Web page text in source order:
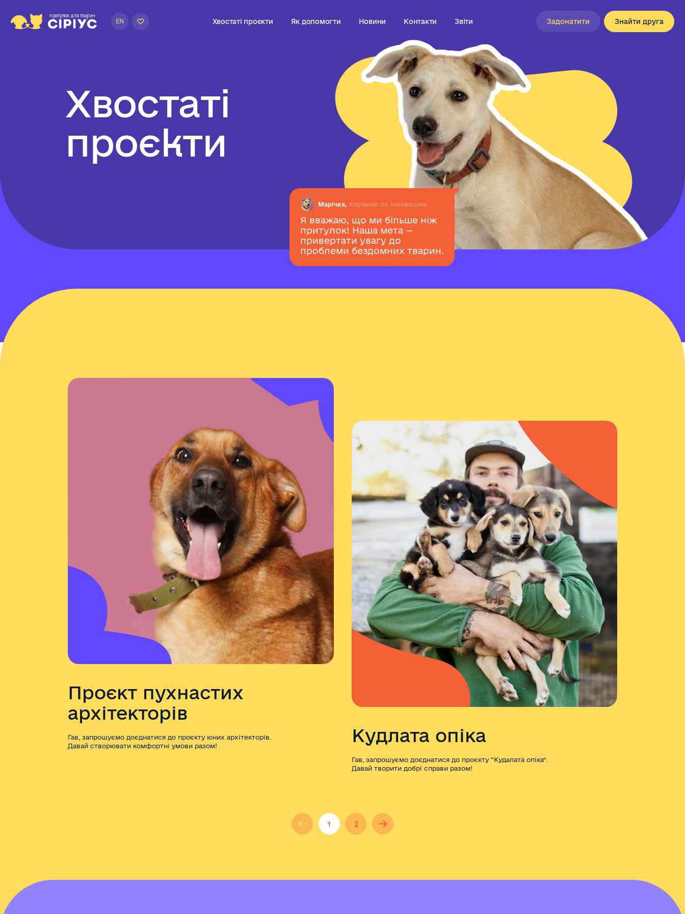
EN Хвостаті проєкти Як допомогти Новини Контакти Звіти Задонатити Знайти друга
Хвостаті
проєкти
Марічка, Керівник по інноваціям
Я вважаю, що ми більше ніж
притулок! Наша мета —
привертати увагу до
проблеми бездомних тварин.
Проєкт пухнастих
архітекторів
Гав, запрошуємо доєднатися до проєкту юних архітекторів.
Давай створювати комфортні умови разом!
Кудлата опіка
Гав, запрошуємо доєднатися до проєкту “Кудалата опіка”.
Давай творити добрі справи разом!
1 2